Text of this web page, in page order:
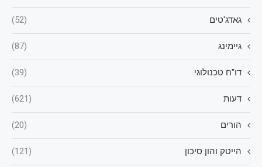
גאדג'טים (52)
גיימינג (87)
דו"ח טכנולוגי (39)
דעות (621)
הורים (20)
הייטק והון סיכון (121)